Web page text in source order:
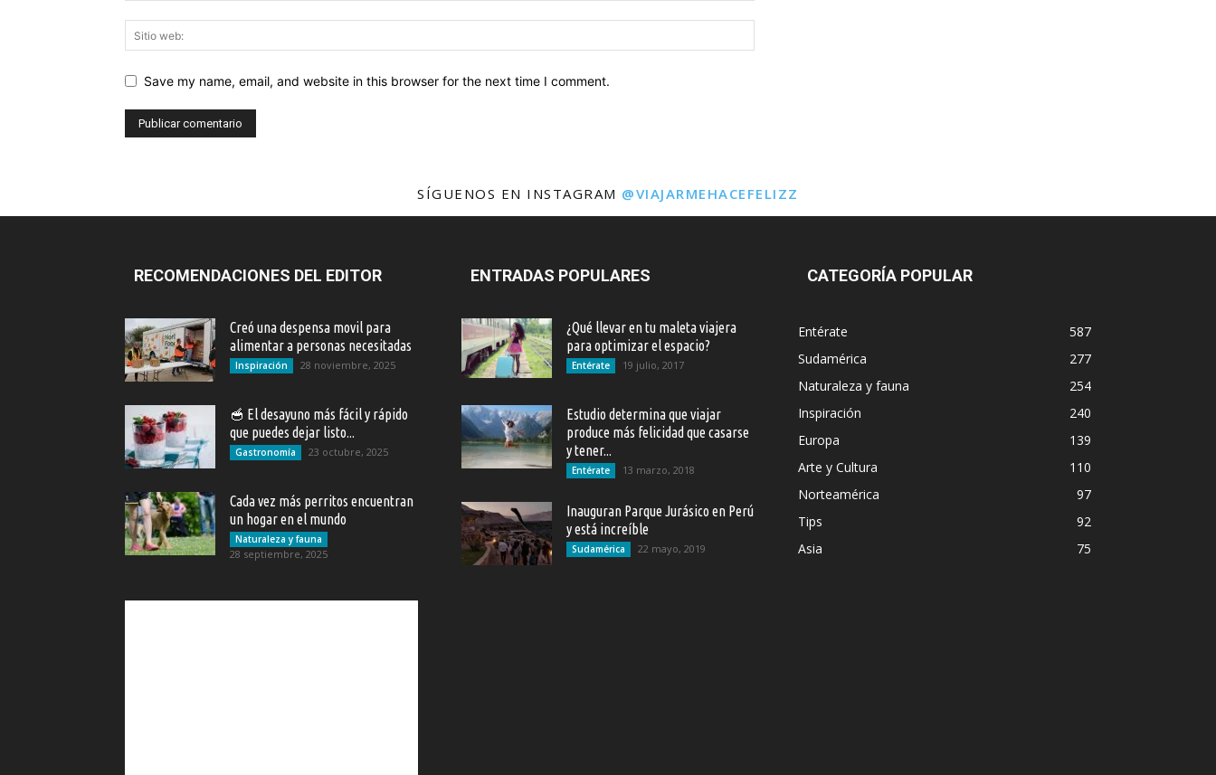
Save my name, email, and website in this browser for the next time I comment.
SÍGUENOS EN INSTAGRAM @VIAJARMEHACEFELIZZ
RECOMENDACIONES DEL EDITOR
Creó una despensa movil para
alimentar a personas necesitadas
Inspiración 28 noviembre, 2025
🥣 El desayuno más fácil y rápido
que puedes dejar listo...
Gastronomía 23 octubre, 2025
Cada vez más perritos encuentran
un hogar en el mundo
Naturaleza y fauna
28 septiembre, 2025
ENTRADAS POPULARES
¿Qué llevar en tu maleta viajera
para optimizar el espacio?
Entérate 19 julio, 2017
Estudio determina que viajar
produce más felicidad que casarse
y tener...
Entérate 13 marzo, 2018
Inauguran Parque Jurásico en Perú
y está increíble
Sudamérica 22 mayo, 2019
CATEGORÍA POPULAR
Entérate
587
Sudamérica
277
Naturaleza y fauna
254
Inspiración
240
Europa
139
Arte y Cultura
110
Norteamérica
97
Tips
92
Asia
75